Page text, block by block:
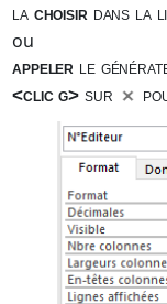
la choisir dans la
ou
appeler le
<clic g> sur